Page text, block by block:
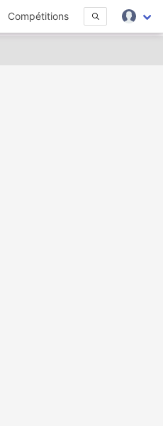
Compétitions